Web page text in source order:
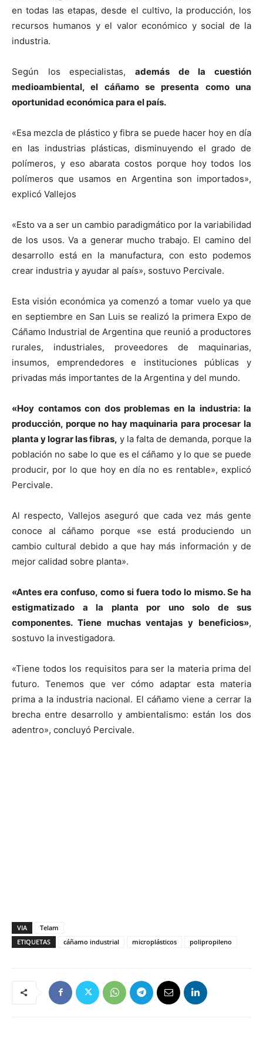
en todas las etapas, desde el cultivo, la producción, los
recursos humanos y el valor económico y social de la
industria.
Según los especialistas, además de la cuestión
medioambiental, el cáñamo se presenta como una
oportunidad económica para el país.
«Esa mezcla de plástico y fibra se puede hacer hoy en día
en las industrias plásticas, disminuyendo el grado de
polímeros, y eso abarata costos porque hoy todos los
polímeros que usamos en Argentina son importados»,
explicó Vallejos
«Esto va a ser un cambio paradigmático por la variabilidad
de los usos. Va a generar mucho trabajo. El camino del
desarrollo está en la manufactura, con esto podemos
crear industria y ayudar al país», sostuvo Percivale.
Esta visión económica ya comenzó a tomar vuelo ya que
en septiembre en San Luis se realizó la primera Expo de
Cáñamo Industrial de Argentina que reunió a productores
rurales, industriales, proveedores de maquinarias,
insumos, emprendedores e instituciones públicas y
privadas más importantes de la Argentina y del mundo.
«Hoy contamos con dos problemas en la industria: la
producción, porque no hay maquinaria para procesar la
planta y lograr las fibras, y la falta de demanda, porque la
población no sabe lo que es el cáñamo y lo que se puede
producir, por lo que hoy en día no es rentable», explicó
Percivale.
Al respecto, Vallejos aseguró que cada vez más gente
conoce al cáñamo porque «se está produciendo un
cambio cultural debido a que hay más información y de
mejor calidad sobre planta».
«Antes era confuso, como si fuera todo lo mismo. Se ha
estigmatizado a la planta por uno solo de sus
componentes. Tiene muchas ventajas y beneficios»,
sostuvo la investigadora.
«Tiene todos los requisitos para ser la materia prima del
futuro. Tenemos que ver cómo adaptar esta materia
prima a la industria nacional. El cáñamo viene a cerrar la
brecha entre desarrollo y ambientalismo: están los dos
adentro», concluyó Percivale.
VIA
Telam
ETIQUETAS
cáñamo industrial microplásticos polipropileno